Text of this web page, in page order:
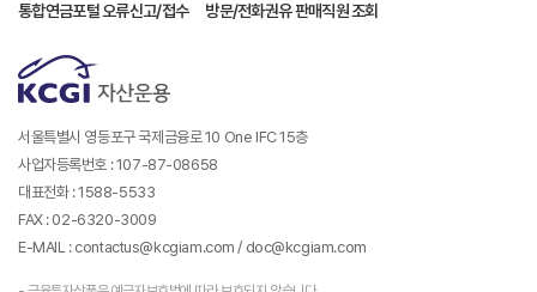
통합연금포털 오류신고/접수
방문/전화권유 판매직원 조회
서울특별시 영등포구 국제금융로 10 One IFC 15층
사업자등록번호 : 107-87-08658
대표전화 : 1588-5533
FAX : 02-6320-3009
E-MAIL : contactus@kcgiam.com / doc@kcgiam.com